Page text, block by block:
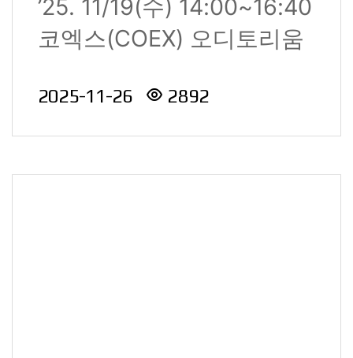
’25. 11/19(수) 14:00~16:40
코엑스(COEX) 오디토리움
2025-11-26 2892